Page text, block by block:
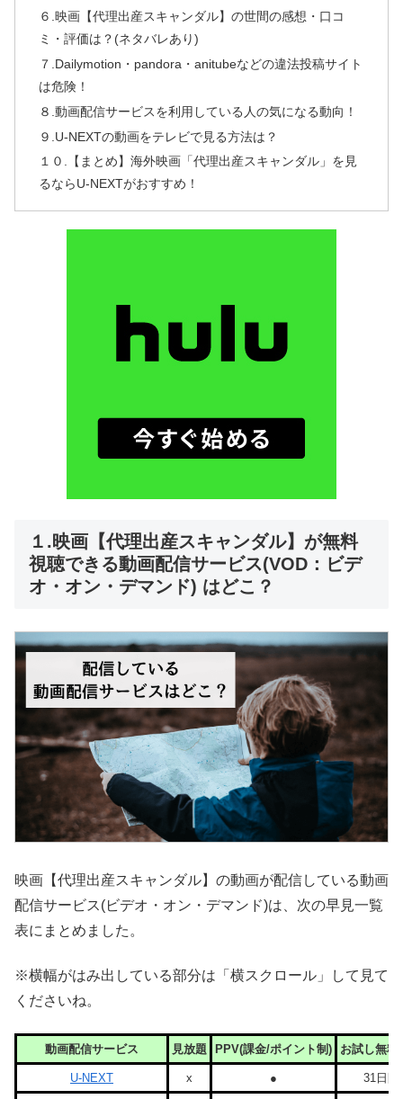
６.映画【代理出産スキャンダル】の世間の感想・口コ
ミ・評価は？(ネタバレあり)
７.Dailymotion・pandora・anitubeなどの違法投稿サイト
は危険！
８.動画配信サービスを利用している人の気になる動向！
９.U-NEXTの動画をテレビで見る方法は？
１０.【まとめ】海外映画「代理出産スキャンダル」を見
るならU-NEXTがおすすめ！
１.映画【代理出産スキャンダル】が無料
視聴できる動画配信サービス(VOD：ビデ
オ・オン・デマンド) はどこ？
映画【代理出産スキャンダル】の動画が配信している動画
配信サービス(ビデオ・オン・デマンド)は、次の早見一覧
表にまとめました。
※横幅がはみ出している部分は「横スクロール」して見て
くださいね。
動画配信サービス 見放題 PPV(課金/ポイント制) お試し無料
U-NEXT x ● 31日間